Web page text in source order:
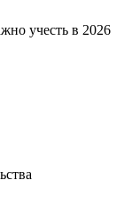
учесть в 2026